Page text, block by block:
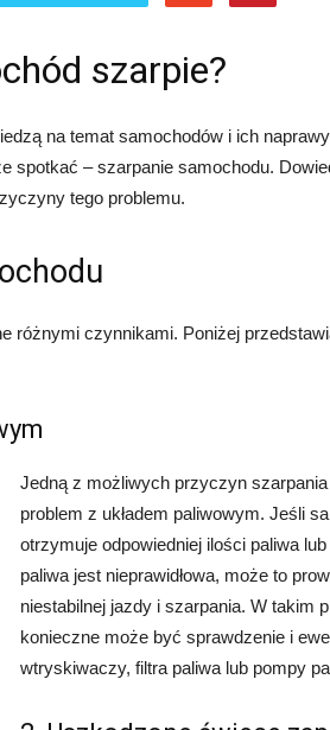
szarpie?
na temat samochodów i ich
spotkać – szarpanie samochodu.
tego problemu.
różnymi czynnikami. Poniżej
Jedną z możliwych przyczyn
problem z układem paliwowym. Jeśli
otrzymuje odpowiedniej ilości paliwa
paliwa jest nieprawidłowa, może to
niestabilnej jazdy i szarpania. W takim
konieczne może być sprawdzenie i
wtryskiwaczy, filtra paliwa lub pompy